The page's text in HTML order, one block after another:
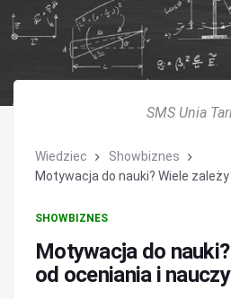
SMS Unia
Wiedziec
Showbiznes
Motywacja do nauki? Wiele zależy
SHOWBIZNES
Motywacja do
od oceniania i